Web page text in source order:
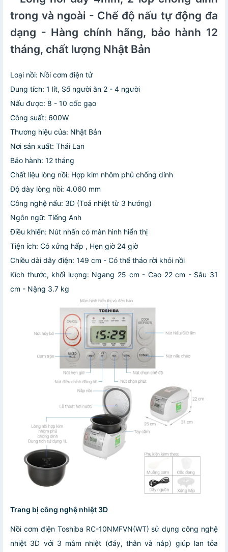
trong và ngoài - Chế độ nấu tự động đa
dạng - Hàng chính hãng, bảo hành 12
tháng, chất lượng Nhật Bản
Loại nồi: Nồi cơm điện tử
Dung tích: 1 lít, Số người ăn 2 - 4 người
Nấu được: 8 - 10 cốc gạo
Công suất: 600W
Thương hiệu của: Nhật Bản
Nơi sản xuất: Thái Lan
Bảo hành: 12 tháng
Chất liệu lòng nồi: Hợp kim nhôm phủ chống dính
Độ dày lòng nồi: 4.060 mm
Công nghệ nấu: 3D (Toả nhiệt từ 3 hướng)
Ngôn ngữ: Tiếng Anh
Điều khiển: Nút nhấn có màn hình hiển thị
Tiện ích: Có xửng hấp , Hẹn giờ 24 giờ
Chiều dài dây điện: 149 cm - Có thể tháo rời khỏi nồi
Kích thước, khối lượng: Ngang 25 cm - Cao 22 cm - Sâu 31
cm - Nặng 3.7 kg
Trang bị công nghệ nhiệt 3D
Nồi cơm điện Toshiba RC-10NMFVN(WT) sử dụng công nghệ
nhiệt 3D với 3 mâm nhiệt (đáy, thân và nắp) giúp lan tỏa